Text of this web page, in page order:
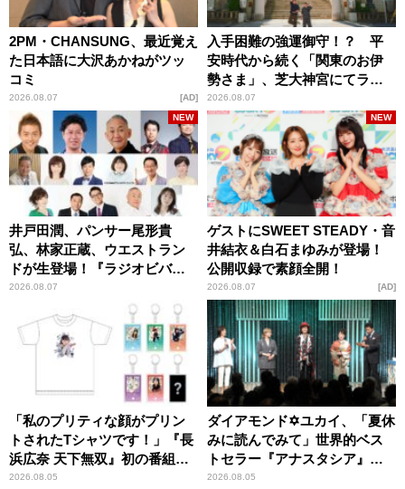
2PM・CHANSUNG、最近覚え
た日本語に大沢あかねがツッ
コミ
2026.08.07 AD
入手困難の強運御守！？ 平
安時代から続く「関東のお伊
勢さま」、芝大神宮にてラン
パンプスが合格祈願！
2026.08.07
井戸田潤、パンサー尾形貴
弘、林家正蔵、ウエストラン
ドが生登場！『ラジオビバリ
ー昼ズ』
2026.08.07
NEW
ゲストにSWEET STEADY・音
井結衣＆白石まゆみが登場！
公開収録で素顔全開！
2026.08.07
NEW
AD
「私のプリティな顔がプリン
トされたTシャツです！」『長
浜広奈 天下無双』初の番組グ
ッズ発売
2026.08.05
ダイアモンド✡ユカイ、「夏休
みに読んでみて」世界的ベス
トセラー『アナスタシア』を
紹介
2026.08.05